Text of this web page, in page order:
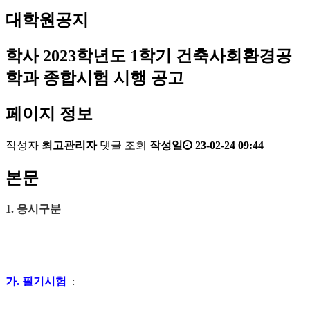
대학원공지
학사 2023학년도 1학기 건축사회환경공
학과 종합시험 시행 공고
페이지 정보
작성자 최고관리자 댓글 조회 작성일 23-02-24 09:44
본문
1. 응시구분
가. 필기시험 :